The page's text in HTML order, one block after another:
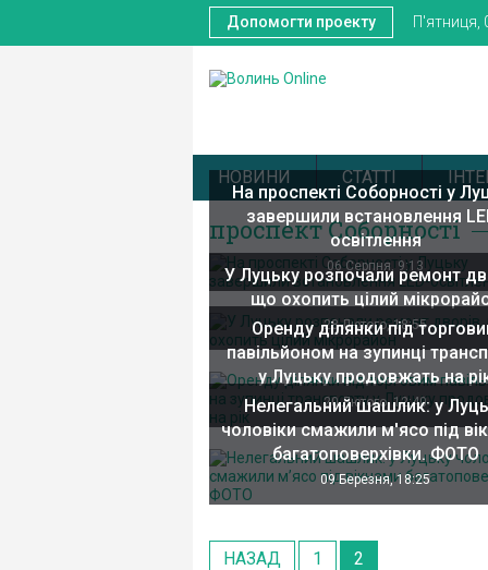
Допомогти проекту П'ятниця,
НОВИНИ СТАТТІ
проспект Соборності
На проспекті Соборності у
завершили встановлення
освітлення
06 Серпня, 9:13
У Луцьку розпочали ремонт
що охопить цілий
28 Лютого, 18:55
Оренду ділянки під
павільйоном на зупинці
у Луцьку продовжать на
20 Лютого, 12:40
Нелегальний шашлик: у
чоловіки смажили м'ясо під
багатоповерхівки. ФОТО
09 Березня, 18:25
НАЗАД 1 2